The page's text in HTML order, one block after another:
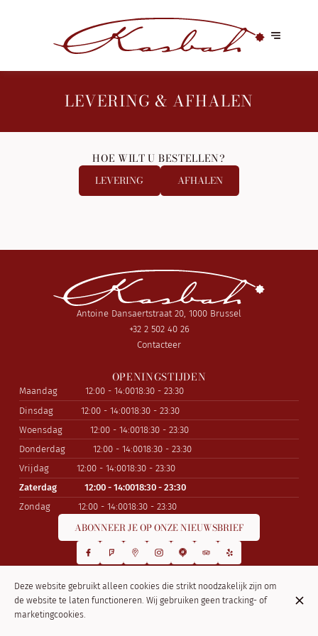
LEVERING & AFHALEN
HOE WILT U BESTELLEN?
LEVERING AFHALEN
Antoine Dansaertstraat 20, 1000 Brussel
+32 2 502 40 26
Contacteer
OPENINGSTIJDEN
Maandag 12:00 - 14:0018:30 - 23:30
Dinsdag
12:00 - 14:0018:30 - 23:30
Woensdag
12:00 - 14:0018:30 - 23:30
Donderdag
12:00 - 14:0018:30 - 23:30
Vrijdag
12:00 - 14:0018:30 - 23:30
Zaterdag
12:00 - 14:0018:30 - 23:30
Zondag
12:00 - 14:0018:30 - 23:30
ABONNEER JE OP ONZE NIEUWSBRIEF
© La Kasbah 2026
Legal notice
Gegevensbeschermingsbeleid
Cookie-instellingen
Deze website gebruikt alleen cookies die strikt noodzakelijk zijn om
de website te laten functioneren. Wij gebruiken geen tracking- of
marketingcookies.